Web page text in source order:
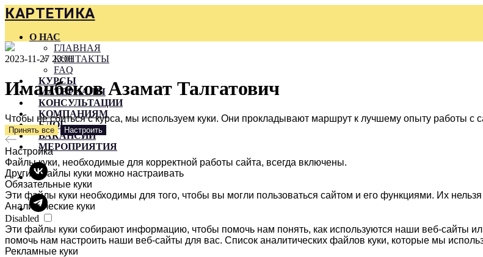
КАРТЕТИКА
О НАС
ГЛАВНАЯ
КОНТАКТЫ
FAQ
КУРСЫ
МАТЕРИАЛЫ
КОНСУЛЬТАЦИИ
КОМПАНИЯМ
БЛОГ
ВАКАНСИИ
МЕРОПРИЯТИЯ
2023-11-27 23:01
Иманбеков Азамат Талгатович
Чтобы не сбиться с курса, мы используем куки. Они прокладывают маршрут к лучшему опыту работы с
Принять все Настроить
Настройка
Файлы куки, необходимые для корректной работы сайта, всегда включены.
Другие файлы куки можно настраивать
Обязательные куки
Эти файлы куки необходимы для того, чтобы вы могли пользоваться сайтом и его функциями. Их нельзя
Аналитические куки
Disabled
Эти файлы куки собирают информацию, чтобы помочь нам понять, как используются наши веб-сайты
помочь нам настроить наши веб-сайты для вас. Список аналитических файлов куки, которые мы
Рекламные куки